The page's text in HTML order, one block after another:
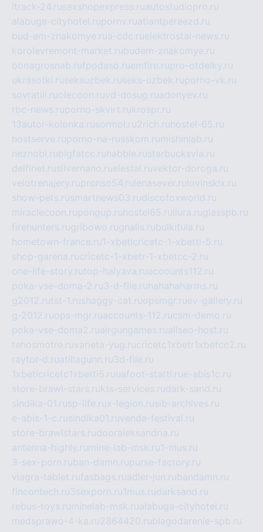
itrack-24.rusexshopexpress.ruautostudiopro.ru
alabuga-cityhotel.rupornv.ruatlantpereezd.ru
bud-em-znakomye.rua-cdc.ruelektrostal-news.ru
korolevremont-market.rubudem-znakomye.ru
oooagrosnab.rufpodaso.ruemfire.rupro-otdelky.ru
ukrasotki.ruseksuzbek.ruseks-uzbek.ruporno-vk.ru
sovratili.ruolecoon.ruvd-dosug.ruadonyev.ru
rbc-news.ruporno-skvirt.rukrospr.ru
13autor-kolonka.rusormol.ru2rich.ru hostel-65.ru
hostserve.ruporno-na-russkom.ru mishinlab.ru
neznobi.rubigfatcc.ru habble.rustarbucksvia.ru
delfinet.rusilvernano.ruelestal.ruvektor-doroga.ru
velotrenajery.rupronso54.ru lenasever.ru lovinskix.ru
show-pets.rusmartnews03.rudiscofoxworld.ru
miraclecoon.rupongup.ru hostel65.ru liura.ruglasspb.ru
firehunters.rugribowo.rugnalis.rubulkitula.ru
hometown-france.ru1-xbeticricetc-1-xbetti-5.ru
shop-garena.rucricetc-1-xbetr-1-xbetcc-2.ru
one-life-story.rutop-halyava.ruaccounts112.ru
poka-vse-doma-2.ru3-d-file.ru hahahaharms.ru
g2012.rutst-1.rushaggy-cat.ruopsmgr.ruev-gallery.ru
g-2012.ruops-mgr.ruaccounts-112.rucsm-demo.ru
poka-vse-doma2.ruairgungames.ruallseo-host.ru
tehosmotre.ruvarieta-yug.rucricetc1xbetr1xbetcc2.ru
raytor-d.ruatillagunn.ru3d-file.ru
1xbeticricetc1xbetti5.ruuafoot-statti.rue-abis1c.ru
store-brawl-stars.rukts-services.rudark-sand.ru
sindika-01.rusp-life.rux-legion.rusib-archives.ru
e-abis-1-c.rusindika01.ruvenda-festival.ru
store-brawlstars.rudooraleksandria.ru
antenna-highly.ru mine-lab-msk.ru1-mus.ru
3-sex-porn.ruban-damn.rupurse-factory.ru
viagra-tablet.rufasbags.ruadler-jun.rubandamn.ru
fincontech.ru3sexporn.ru1mus.rudarksand.ru
rebus-toys.ru minelab-msk.rualabuga-cityhotel.ru
medsprawo-4-ka.ru2864420.rublagodarenie-spb.ru